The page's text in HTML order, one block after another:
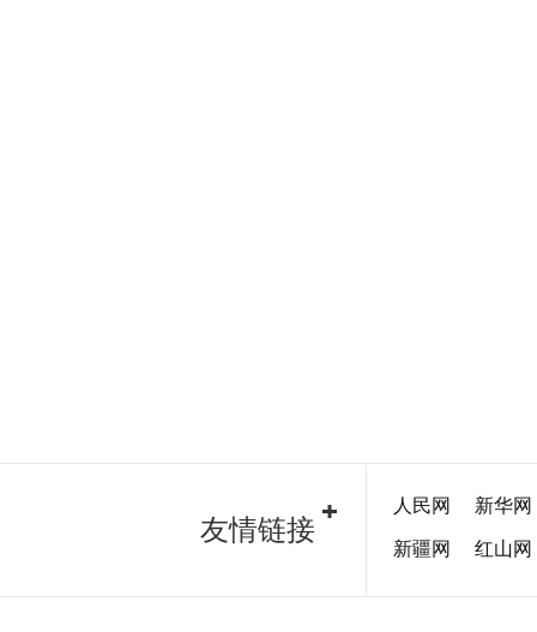
友情链接
人民网 新华网
新疆网 红山网